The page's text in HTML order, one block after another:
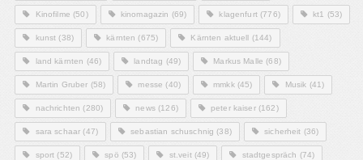
Kinofilme (50) kinomagazin (69) klagenfurt(776) kt1 (53)
kunst (38) kärnten (675) Kärnten aktuell (144)
land kärnten (46) landtag (49) Markus Malle (68)
Martin Gruber (58) messe (40) mmkk(45) Musik (41)
nachrichten (280) news(126) peter kaiser(162)
sara schaar (47) sebastian schuschnig (38) sicherheit (36)
sport (52) spö (53) st.veit(49) stadtgespräch (74)